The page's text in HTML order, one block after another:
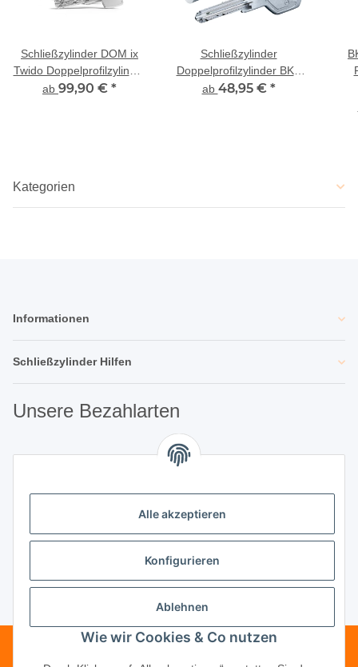
Schließzylinder DOM ix
Twido Doppelprofilzylinder
mit Bohr- und Ziehschutz
ab 99,90 € *
Schließzylinder
Doppelprofilzylinder BKS
belvius
ab 48,95 € *
Kategorien
Informationen
Schließzylinder Hilfen
Unsere Bezahlarten
Unsere Partner
Unternehmen
Vertrag widerrufen
Alle akzeptieren
Konfigurieren
Ablehnen
Wie wir Cookies & Co nutzen